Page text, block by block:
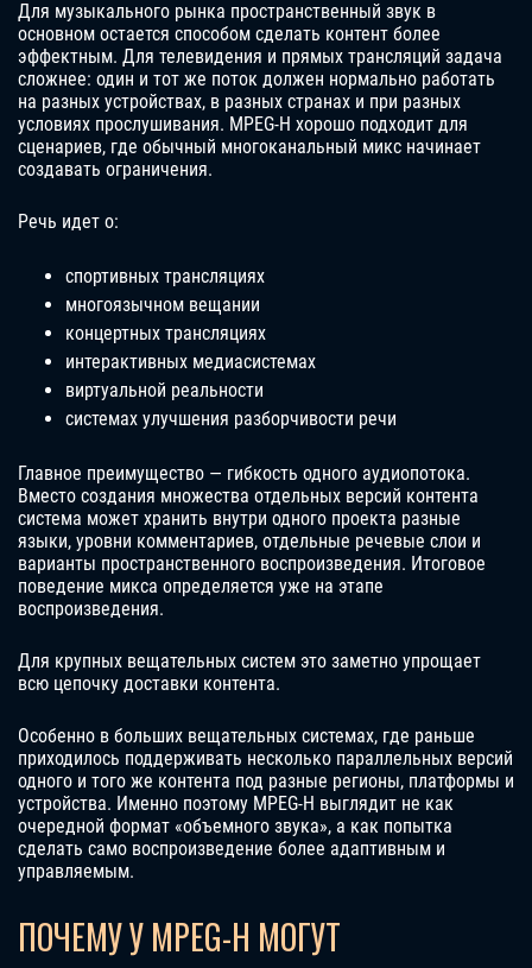
Для музыкального рынка пространственный звук в
основном остается способом сделать контент более
эффектным. Для телевидения и прямых трансляций задача
сложнее: один и тот же поток должен нормально работать
на разных устройствах, в разных странах и при разных
условиях прослушивания. MPEG-H хорошо подходит для
сценариев, где обычный многоканальный микс начинает
создавать ограничения.
Речь идет о:
спортивных трансляциях
многоязычном вещании
концертных трансляциях
интерактивных медиасистемах
виртуальной реальности
системах улучшения разборчивости речи
Главное преимущество — гибкость одного аудиопотока.
Вместо создания множества отдельных версий контента
система может хранить внутри одного проекта разные
языки, уровни комментариев, отдельные речевые слои и
варианты пространственного воспроизведения. Итоговое
поведение микса определяется уже на этапе
воспроизведения.
Для крупных вещательных систем это заметно упрощает
всю цепочку доставки контента.
Особенно в больших вещательных системах, где раньше
приходилось поддерживать несколько параллельных версий
одного и того же контента под разные регионы, платформы и
устройства. Именно поэтому MPEG-H выглядит не как
очередной формат «объемного звука», а как попытка
сделать само воспроизведение более адаптивным и
управляемым.
ПОЧЕМУ У MPEG-H МОГУТ